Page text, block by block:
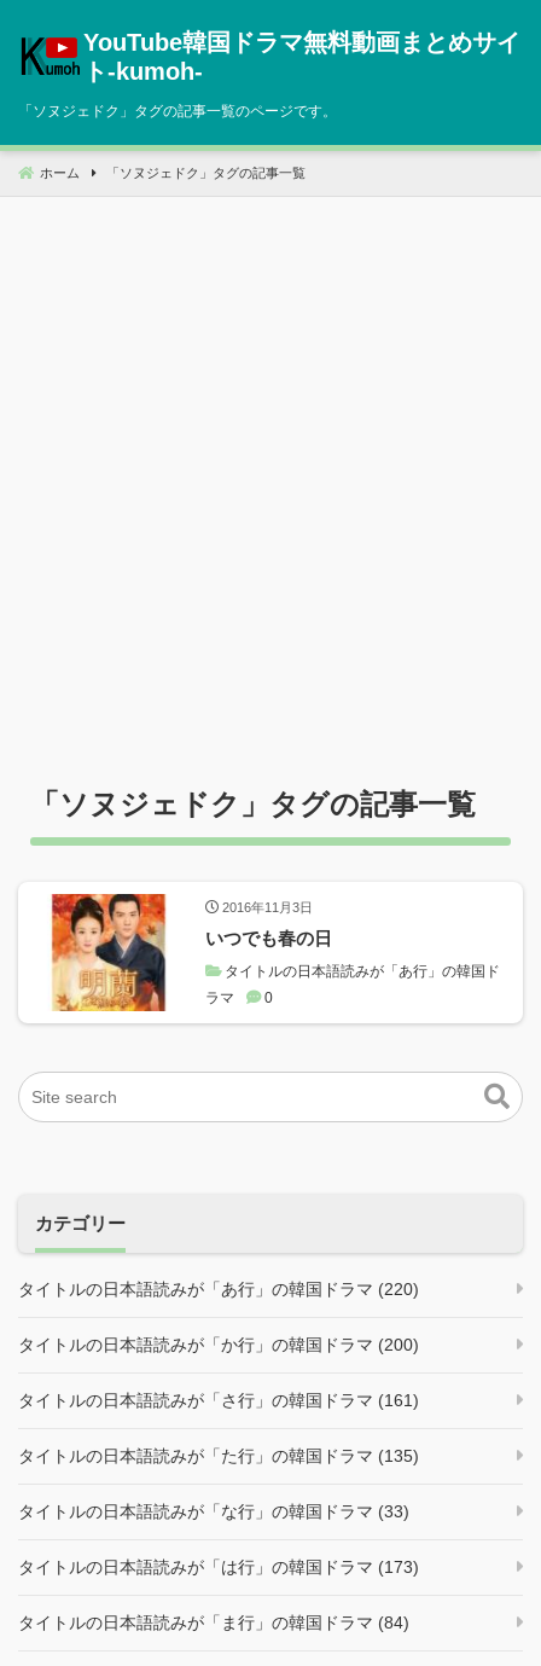
へ
動
YouTube韓国ドラマ無料動画まとめサイ
ト‐kumoh‐
「ソヌジェドク 」タグの記事一覧のページです。
ホーム 「 ソヌジェドク 」タグの記事一覧
「ソヌジェドク 」タグの記事一覧
2016年11月3日
いつでも春の日
タイトルの日本語読みが「あ行」の韓国ド
ラマ
0
カテゴリー
タイトルの日本語読みが「あ行」の韓国ドラマ (220)
タイトルの日本語読みが「か行」の韓国ドラマ (200)
タイトルの日本語読みが「さ行」の韓国ドラマ (161)
タイトルの日本語読みが「た行」の韓国ドラマ (135)
タイトルの日本語読みが「な行」の韓国ドラマ (33)
タイトルの日本語読みが「は行」の韓国ドラマ (173)
タイトルの日本語読みが「ま行」の韓国ドラマ (84)